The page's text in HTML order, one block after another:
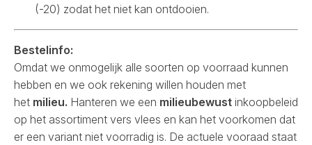
(-20) zodat het niet kan ontdooien.
Bestelinfo:
Omdat we onmogelijk alle soorten op voorraad kunnen
hebben en we ook rekening willen houden met
het milieu. Hanteren we een milieubewust inkoopbeleid
op het assortiment vers vlees en kan het voorkomen dat
er een variant niet voorradig is. De actuele vooraad staat